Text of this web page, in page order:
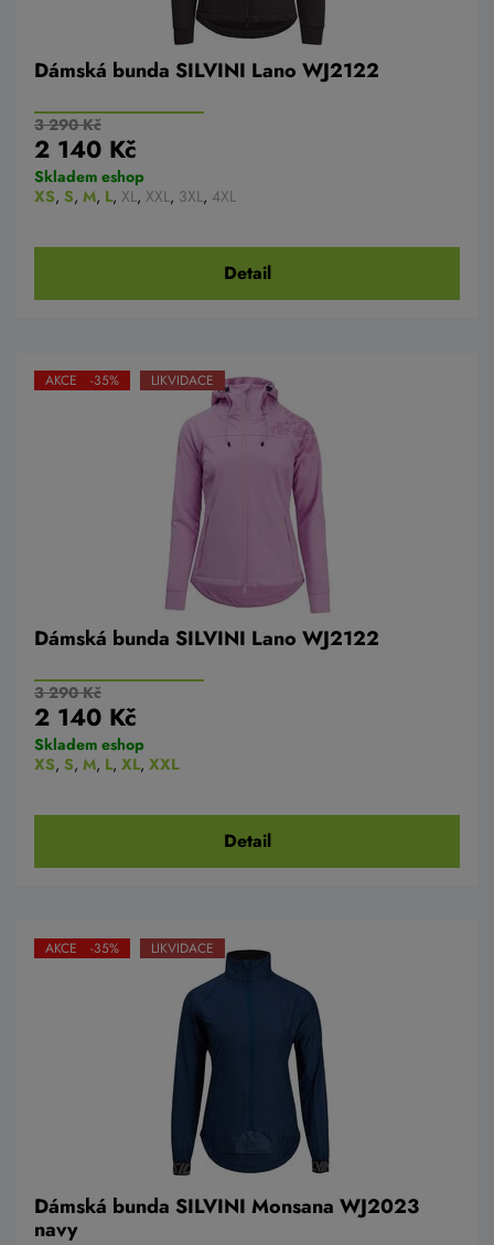
Dámská bunda SILVINI Lano WJ2122
3 290 Kč
2 140 Kč
Skladem eshop
XS, S, M, L, XL, XXL, 3XL, 4XL
Detail
Dámská bunda SILVINI Lano WJ2122
AKCE -35% LIKVIDACE
3 290 Kč
2 140 Kč
Skladem eshop
XS, S, M, L, XL, XXL
Detail
Dámská bunda SILVINI Monsana WJ2023
navy
AKCE -35% LIKVIDACE